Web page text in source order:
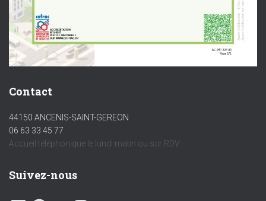
Contact
44150 ANCENIS-SAINT-GEREON
06 63 33 45 77
Accueil téléphonique le lundi matin ou sur RDV
Suivez-nous